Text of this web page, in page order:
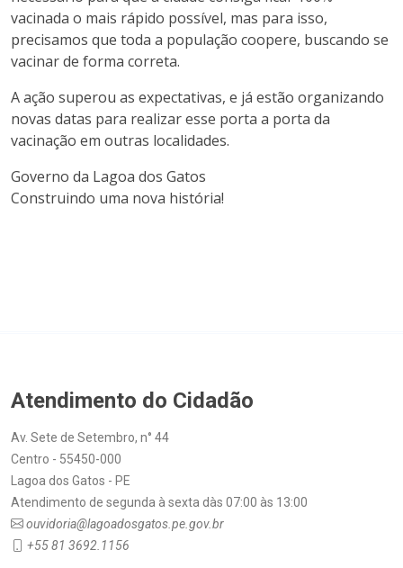
vacinada o mais rápido possível, mas para isso,
precisamos que toda a população coopere, buscando se
vacinar de forma correta.
A ação superou as expectativas, e já estão organizando
novas datas para realizar esse porta a porta da
vacinação em outras localidades.
Governo da Lagoa dos Gatos
Construindo uma nova história!
Atendimento do Cidadão
Av. Sete de Setembro, n° 44
Centro - 55450-000
Lagoa dos Gatos - PE
Atendimento de segunda à sexta dàs 07:00 às 13:00
ouvidoria@lagoadosgatos.pe.gov.br
+55 81 3692.1156